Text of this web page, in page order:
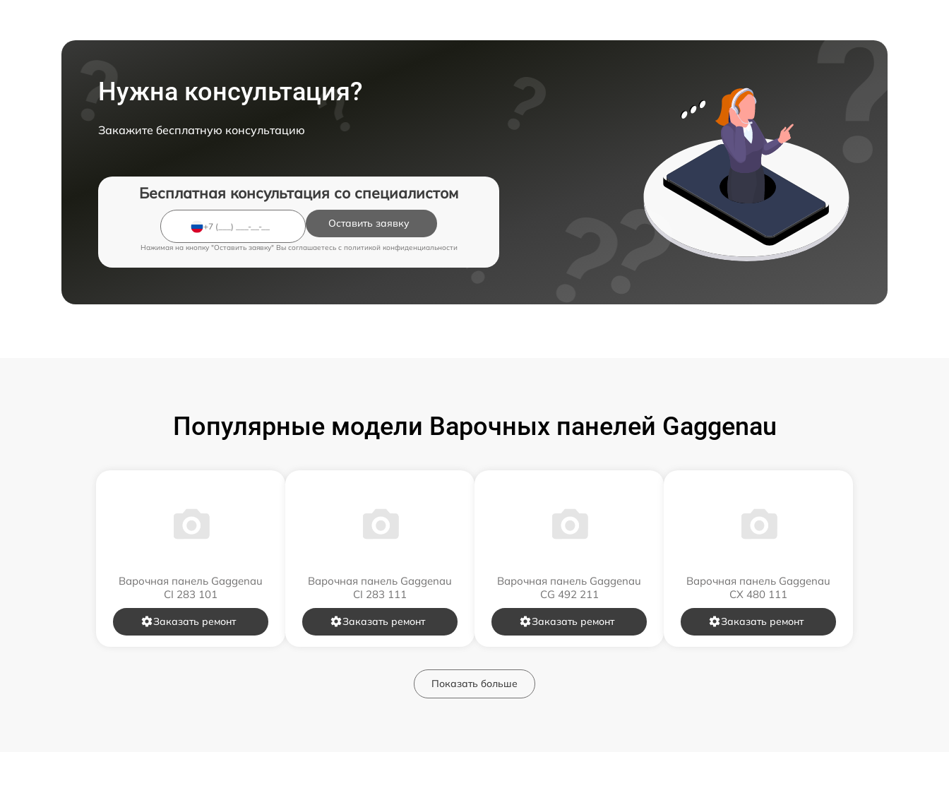
Нужна консультация?
Закажите бесплатную консультацию
Бесплатная консультация со специалистом
Оставить заявку
Нажимая на кнопку "Оставить заявку" Вы соглашаетесь c политикой конфиденциальности
Популярные модели Варочных панелей Gaggenau
Варочная панель Gaggenau
CI 283 101
Заказать ремонт
Варочная панель Gaggenau
CI 283 111
Заказать ремонт
Варочная панель Gaggenau
CG 492 211
Заказать ремонт
Варочная панель Gaggenau
CX 480 111
Заказать ремонт
Показать больше